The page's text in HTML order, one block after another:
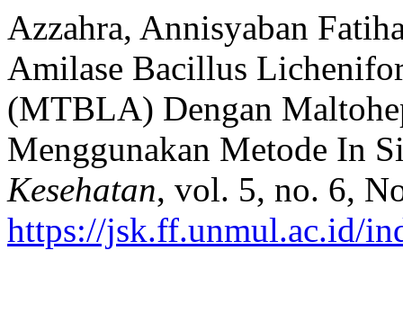
Azzahra, Annisyaban
Amilase Bacillus
(MTBLA) Dengan
Menggunakan Metode In
Kesehatan, vol. 5, no. 6,
https://jsk.ff.unmul.ac.id/